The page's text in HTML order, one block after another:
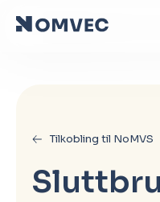
Tilkobling til NoMVS